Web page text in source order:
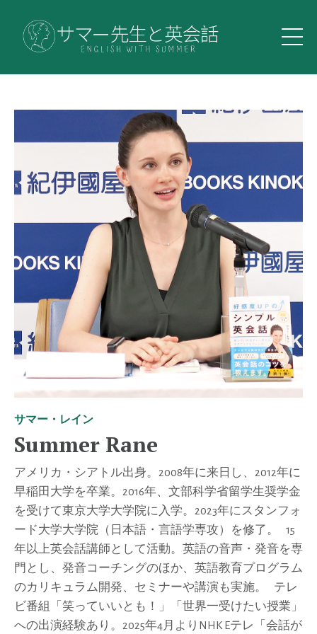
サマー・レイン
Summer Rane
アメリカ・シアトル出身。2008年に来日し、2012年に
早稲田大学を卒業。2016年、文部科学省留学生奨学金
を受けて東京大学大学院に入学。2023年にスタンフォ
ード大学大学院（日本語・言語学専攻）を修了。 15
年以上英会話講師として活動。英語の音声・発音を専
門とし、発音コーチングのほか、英語教育プログラム
のカリキュラム開発、セミナーや講演も実施。 テレ
ビ番組「笑っていいとも！」「世界一受けたい授業」
への出演経験あり。2025年4月よりNHK Eテレ「会話が